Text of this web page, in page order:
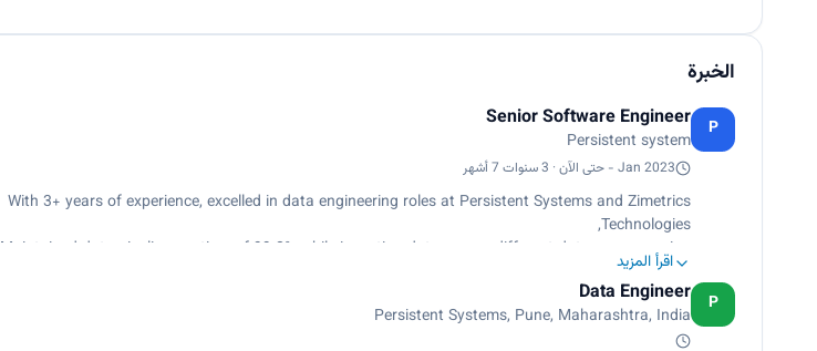
الخبرة
P
Senior Software Engineer
Persistent system
Jan 2023 - حتى الآن · 3 سنوات 7 أشهر
With 3+ years of experience, excelled in data engineering roles at Persistent Systems and Zimetrics
Technologies,
Maintained data pipeline up-time of 99.8% while ingesting data across different data sources using
Spark, SQL, Athena, S3, Aurora, Airflow, EMR and Python.
Increasing data processing efficiency by 50%, reducing manual workload by 29%, and driving data
accuracy by 20%. Implemented scalable pipelines, resulting in 50% faster processing time, and saved
$100K annually. Proven track record of delivering results in just 3 years.
اقرأ المزيد
P
Data Engineer
Persistent Systems, Pune, Maharashtra, India